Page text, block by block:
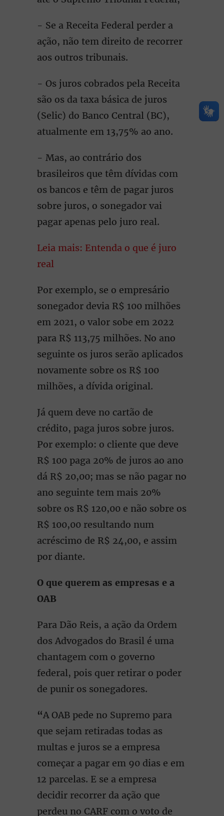
- Se a Receita Federal perder a
ação, não tem direito de recorrer
aos outros tribunais.
- Os juros cobrados pela Receita
são os da taxa básica de juros
(Selic) do Banco Central (BC),
atualmente em 13,75% ao ano.
- Mas, ao contrário dos
brasileiros que têm dívidas com
os bancos e têm de pagar juros
sobre juros, o sonegador vai
pagar apenas pelo juro real.
Leia mais: Entenda o que é juro
real
Por exemplo, se o empresário
sonegador devia R$ 100 milhões
em 2021, o valor sobe em 2022
para R$ 113,75 milhões. No ano
seguinte os juros serão aplicados
novamente sobre os R$ 100
milhões, a dívida original.
Já quem deve no cartão de
crédito, paga juros sobre juros.
Por exemplo: o cliente que deve
R$ 100 paga 20% de juros ao ano
dá R$ 20,00; mas se não pagar no
ano seguinte tem mais 20%
sobre os R$ 120,00 e não sobre os
R$ 100,00 resultando num
acréscimo de R$ 24,00, e assim
por diante.
O que querem as empresas e a
OAB
Para Dão Reis, a ação da Ordem
dos Advogados do Brasil é uma
chantagem com o governo
federal, pois quer retirar o poder
de punir os sonegadores.
“A OAB pede no Supremo para
que sejam retiradas todas as
multas e juros se a empresa
começar a pagar em 90 dias e em
12 parcelas. E se a empresa
decidir recorrer da ação que
perdeu no CARF com o voto de